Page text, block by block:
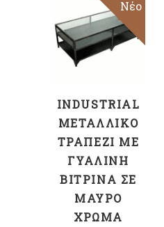
Sale
Νέο
ΠΡΟΣΘΉΚΗ
ΣΤΟ ΚΑΛΆΘΙ
INDUSTRIAL
ΜΕΤΑΛΛΙΚΌ
ΤΡΑΠΈΖΙ ΜΕ
ΓΥΆΛΙΝΗ
ΒΙΤΡΊΝΑ ΣΕ
ΜΑΎΡΟ
ΧΡΏΜΑ